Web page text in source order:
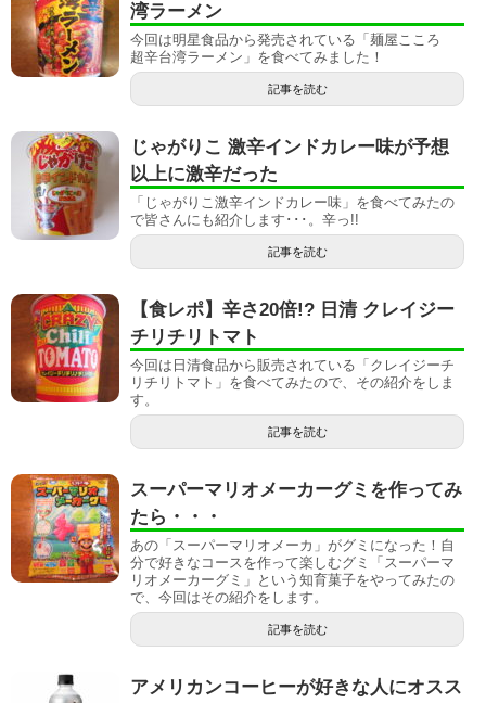
湾ラーメン
今回は明星食品から発売されている「麺屋こころ
超辛台湾ラーメン」を食べてみました！
記事を読む
じゃがりこ 激辛インドカレー味が予想
以上に激辛だった
「じゃがりこ激辛インドカレー味」を食べてみたの
で皆さんにも紹介します･･･。辛っ!!
記事を読む
【食レポ】辛さ20倍!? 日清 クレイジー
チリチリトマト
今回は日清食品から販売されている「クレイジーチ
リチリトマト」を食べてみたので、その紹介をしま
す。
記事を読む
スーパーマリオメーカーグミを作ってみ
たら・・・
あの「スーパーマリオメーカ」がグミになった！自
分で好きなコースを作って楽しむグミ「スーパーマ
リオメーカーグミ」という知育菓子をやってみたの
で、今回はその紹介をします。
記事を読む
アメリカンコーヒーが好きな人にオスス